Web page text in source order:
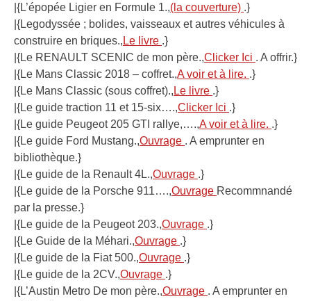
|{L’épopée Ligier en Formule 1.,(la couverture) .}
|{Legodyssée ; bolides, vaisseaux et autres véhicules à
construire en briques., Le livre .}
|{Le RENAULT SCENIC de mon père.,Clicker Ici . A offrir.}
|{Le Mans Classic 2018 – coffret.,A voir et à lire. .}
|{Le Mans Classic (sous coffret)., Le livre .}
|{Le guide traction 11 et 15-six….,Clicker Ici .}
|{Le guide Peugeot 205 GTI rallye,….,A voir et à lire. .}
|{Le guide Ford Mustang.,Ouvrage . A emprunter en
bibliothèque.}
|{Le guide de la Renault 4L.,Ouvrage .}
|{Le guide de la Porsche 911….,Ouvrage Recommnandé
par la presse.}
|{Le guide de la Peugeot 203.,Ouvrage .}
|{Le Guide de la Méhari.,Ouvrage .}
|{Le guide de la Fiat 500.,Ouvrage .}
|{Le guide de la 2CV.,Ouvrage .}
|{L’Austin Metro De mon père.,Ouvrage . A emprunter en